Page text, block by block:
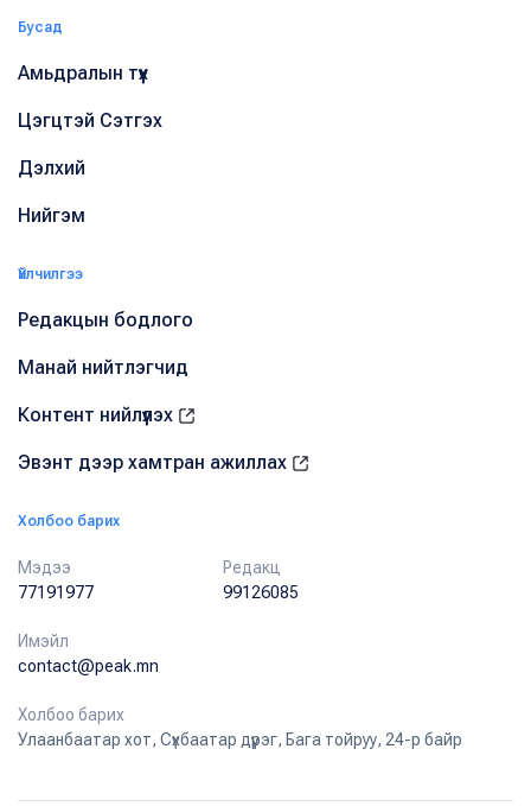
Бусад
Амьдралын түүх
Цэгцтэй Сэтгэх
Дэлхий
Нийгэм
Үйлчилгээ
Редакцын бодлого
Манай нийтлэгчид
Контент нийлүүлэх
Эвэнт дээр хамтран ажиллах
Холбоо барих
Мэдээ
77191977
Редакц
99126085
Имэйл
contact@peak.mn
Холбоо барих
Улаанбаатар хот, Сүхбаатар дүүрэг, Бага тойруу, 24-р байр